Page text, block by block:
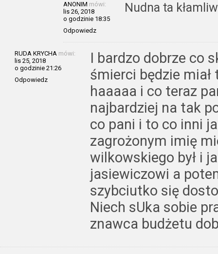
ANONIM mówi:
lis 26, 2018
o godzinie 18:35
Odpowiedz
Nudna ta
RUDA KRYCHA mówi:
lis 25, 2018
o godzinie 21:26
Odpowiedz
I bardzo dobrze co
śmierci będzie miał
haaaaa i co teraz
najbardziej na tak
co pani i to co inni
zagrożonym imię
wilkowskiego był i
jasiewiczowi a
szybciutko się
Niech sUka sobie
znawca budżetu